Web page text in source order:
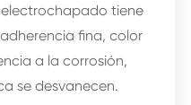
tiene
fina, color
a la corrosión,
se desvanecen.